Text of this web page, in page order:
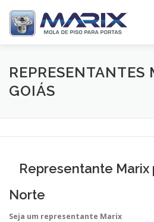
para
SOBRE PRODUTOS TV
REPRESENTANTES
GOIÁS
Representante
Norte
Seja um representante Marix